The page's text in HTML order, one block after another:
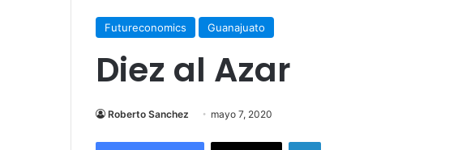
Futureconomics Guanajuato
Diez al Azar
Roberto Sanchez mayo 7, 2020